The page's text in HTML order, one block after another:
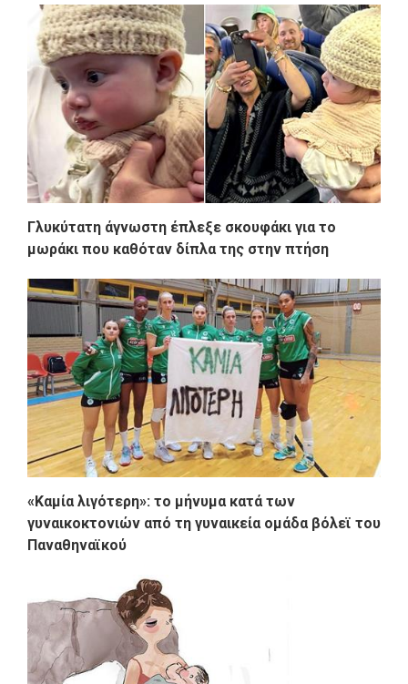
Γλυκύτατη άγνωστη έπλεξε σκουφάκι για το
μωράκι που καθόταν δίπλα της στην πτήση
«Καμία λιγότερη»: το μήνυμα κατά των
γυναικοκτονιών από τη γυναικεία ομάδα βόλεϊ του
Παναθηναϊκού